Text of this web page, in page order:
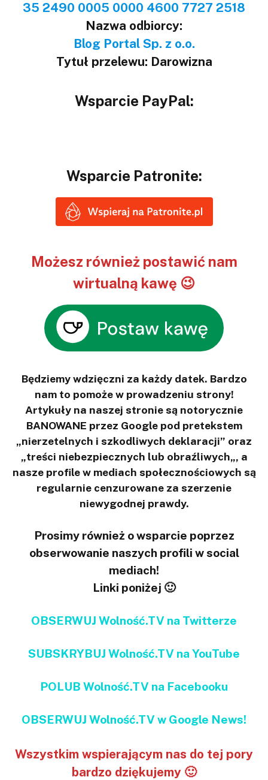
35 2490 0005 0000 4600 7727 2518
Nazwa odbiorcy:
Blog Portal Sp. z o.o.
Tytuł przelewu: Darowizna
Wsparcie PayPal:
Wsparcie Patronite:
Możesz również postawić nam
wirtualną kawę 😉
Będziemy wdzięczni za każdy datek. Bardzo
nam to pomoże w prowadzeniu strony!
Artykuły na naszej stronie są notorycznie
BANOWANE przez Google pod pretekstem
„nierzetelnych i szkodliwych deklaracji” oraz
„treści niebezpiecznych lub obraźliwych„, a
nasze profile w mediach społecznościowych są
regularnie cenzurowane za szerzenie
niewygodnej prawdy.
Prosimy również o wsparcie poprzez
obserwowanie naszych profili w social
mediach!
Linki poniżej 🙂
OBSERWUJ Wolność.TV na Twitterze
SUBSKRYBUJ Wolność.TV na YouTube
POLUB Wolność.TV na Facebooku
OBSERWUJ Wolność.TV w Google News!
Wszystkim wspierającym nas do tej pory
bardzo dziękujemy 🙂